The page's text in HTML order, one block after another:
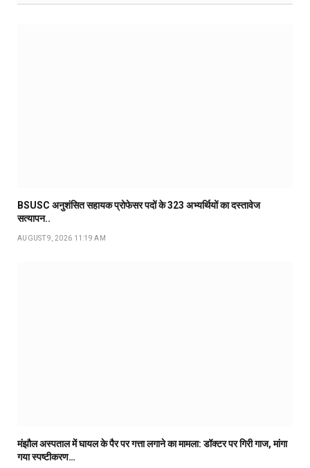
BSUSC अनुशंसित सहायक प्रोफेसर पदों के 323 अभ्यर्थियों का दस्तावेज
सत्यापन..
AUGUST 9, 2026 11:19 AM
मंझौल अस्पताल में घायल के पैर पर गत्ता लगाने का मामला: डॉक्टर पर गिरी गाज, मांगा
गया स्पष्टीकरण…